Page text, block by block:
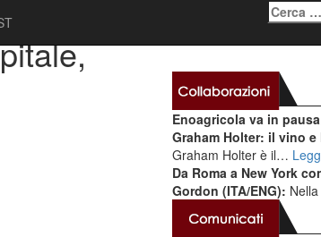
Ricerca
per:
Enoagricola va in
Graham Holter: il vino e
Graham Holter è il…
Da Roma a New York
Gordon (ITA/ENG):